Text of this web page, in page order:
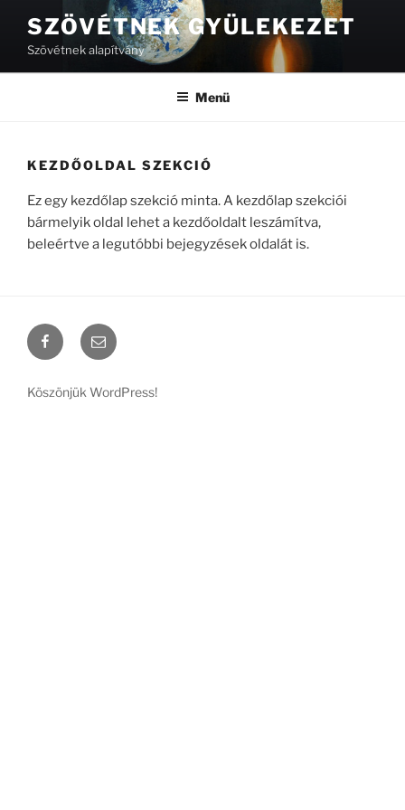
Tartalomhoz
SZÖVÉTNEK GYÜLEKEZET
Szövétnek alapítvány
Menü
KEZDŐOLDAL SZEKCIÓ
Ez egy kezdőlap szekció minta. A kezdőlap szekciói
bármelyik oldal lehet a kezdőoldalt leszámítva,
beleértve a legutóbbi bejegyzések oldalát is.
FacebookEmail
Köszönjük WordPress!